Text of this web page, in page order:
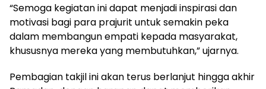
“Semoga kegiatan ini dapat menjadi inspirasi dan
motivasi bagi para prajurit untuk semakin peka
dalam membangun empati kepada masyarakat,
khususnya mereka yang membutuhkan,” ujarnya.
Pembagian takjil ini akan terus berlanjut hingga akhir